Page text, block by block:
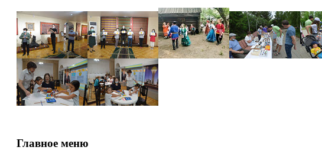
Главное меню